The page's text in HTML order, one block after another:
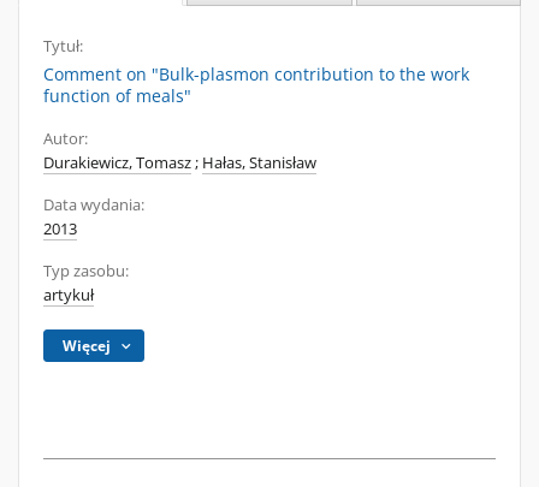
Tytuł:
Comment on "Bulk-plasmon contribution to the work
function of meals"
Autor:
Durakiewicz, Tomasz; Hałas, Stanisław
Data wydania:
2013
Typ zasobu:
artykuł
Więcej